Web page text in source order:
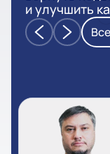
и улучшить